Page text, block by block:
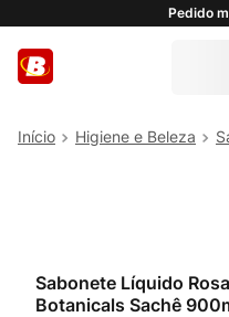
Pedido
Higiene e Beleza
Sabonete Líquido
Botanicals Sachê